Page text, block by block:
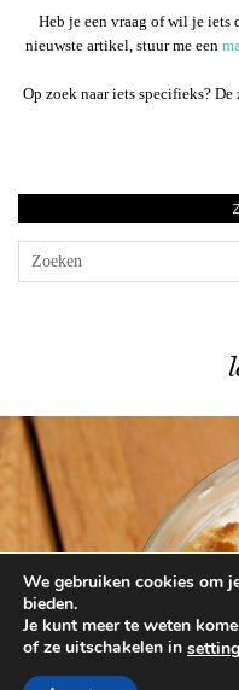
Heb je een vraag of wil je iets
nieuwste artikel, stuur me een
Op zoek naar iets specifieks?
Heerlijk
We gebruiken cookies om
bieden.
Je kunt meer te weten
of ze uitschakelen in